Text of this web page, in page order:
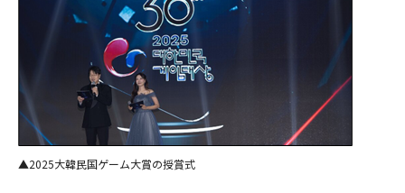
▲2025大韓民国ゲーム大賞の授賞式